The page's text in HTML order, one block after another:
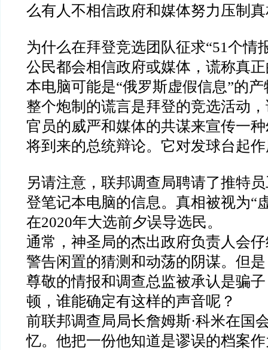
么有人不相信政府和媒体努力压制
为什么在拜登竞选团队征求“51个情
公民都会相信政府或媒体，谎称真
本电脑可能是“俄罗斯虚假信息”的产
整个炮制的谎言是拜登的竞选活动
官员的威严和媒体的共谋来宣传一
将到来的总统辩论。它对发球台起
另请注意，联邦调查局聘请了推特
登笔记本电脑的信息。真相被视为“
在2020年大选前夕误导选民。
通常，神圣局的杰出政府负责人会
警告闲置的猜测和动荡的阴谋。但
尊敬的情报和调查总监被承认是骗
顿，谁能确定有这样的声音呢？
前联邦调查局局长詹姆斯·科米在国
忆。他把一份他知道是谬误的档案